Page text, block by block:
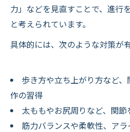
力」などを見直すことで、進行
と考えられています。
具体的には、次のような対策が
歩き方や立ち上がり方など
作の習得
太ももやお尻周りなど、関
筋力バランスや柔軟性、アラ